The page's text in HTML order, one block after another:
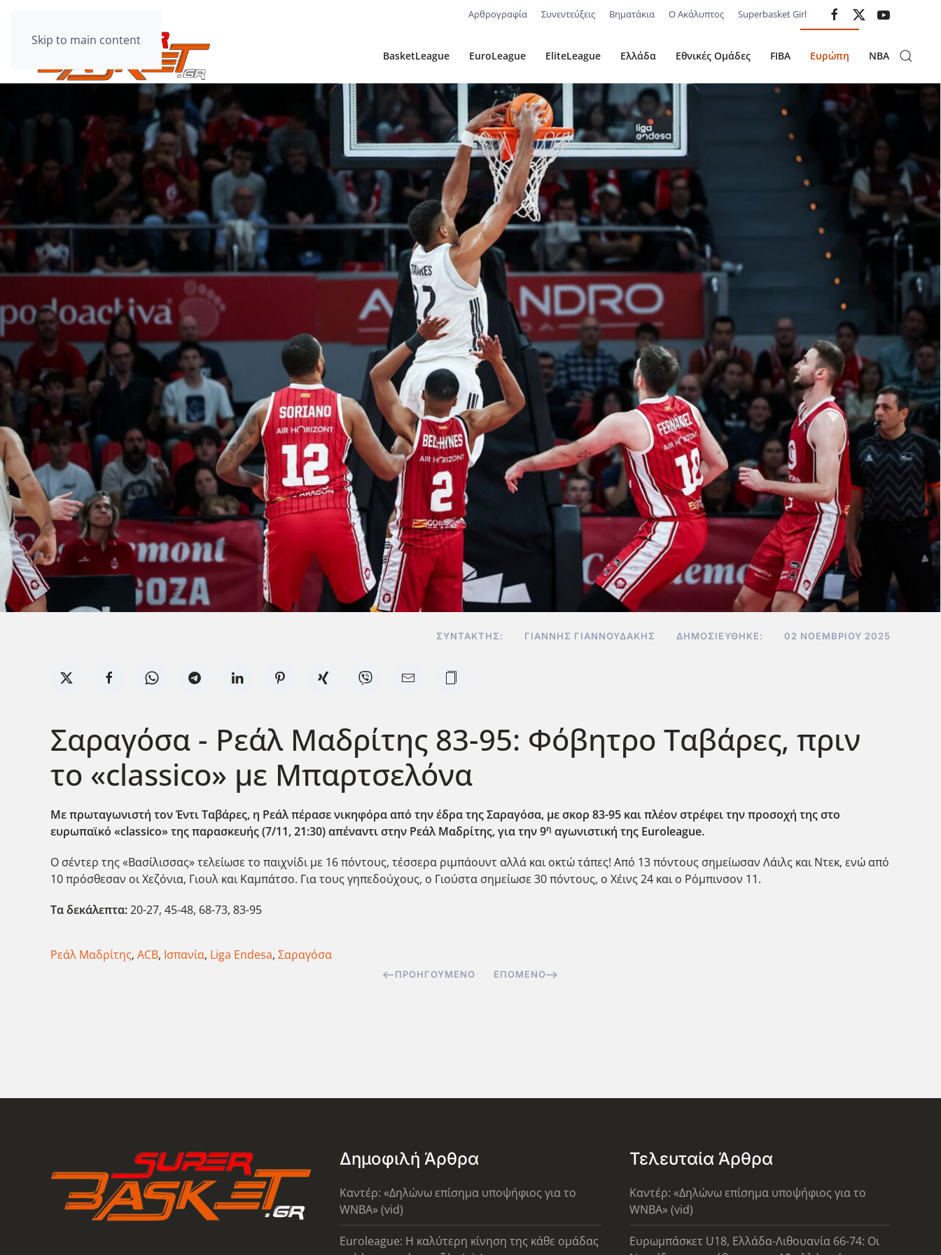
Skip to main content
Αρθρογραφία Συνεντεύξεις Βηματάκια Ο Ακάλυπτος Superbasket Girl
BasketLeague EuroLeague EliteLeague Ελλάδα Εθνικές Ομάδες FIBA Ευρώπη NBA
ΣΥΝΤΆΚΤΗΣ: ΓΙΆΝΝΗΣ ΓΙΑΝΝΟΥΔΆΚΗΣ ΔΗΜΟΣΙΕΎΘΗΚΕ: 02 ΝΟΕΜΒΡΊΟΥ 2025
Σαραγόσα - Ρεάλ Μαδρίτης 83-95: Φόβητρο Ταβάρες, πριν
το «classico» με Μπαρτσελόνα
Με πρωταγωνιστή τον Έντι Ταβάρες, η Ρεάλ πέρασε νικηφόρα από την έδρα της Σαραγόσα, με σκορ 83-95 και πλέον στρέφει την προσοχή της στο
ευρωπαϊκό «classico» της παρασκευής (7/11, 21:30) απέναντι στην Ρεάλ Μαδρίτης, για την 9η αγωνιστική της Euroleague.
Ο σέντερ της «Βασίλισσας» τελείωσε το παιχνίδι με 16 πόντους, τέσσερα ριμπάουντ αλλά και οκτώ τάπες! Από 13 πόντους σημείωσαν Λάιλς και Ντεκ, ενώ από
10 πρόσθεσαν οι Χεζόνια, Γιουλ και Καμπάτσο. Για τους γηπεδούχους, ο Γιούστα σημείωσε 30 πόντους, ο Χέινς 24 και ο Ρόμπινσον 11.
Τα δεκάλεπτα:20-27, 45-48, 68-73, 83-95
Ρεάλ Μαδρίτης, ACB, Ισπανία, Liga Endesa, Σαραγόσα
ΠΡΟΗΓΟΎΜΕΝΟ ΕΠΌΜΕΝΟ
Δημοφιλή Άρθρα
Καντέρ: «Δηλώνω επίσημα υποψήφιος για το
WNBA» (vid)
Euroleague: Η καλύτερη κίνηση της κάθε ομάδας
Τελευταία Άρθρα
Καντέρ: «Δηλώνω επίσημα υποψήφιος για το
WNBA» (vid)
Ευρωμπάσκετ U18, Ελλάδα-Λιθουανία 66-74: Οι